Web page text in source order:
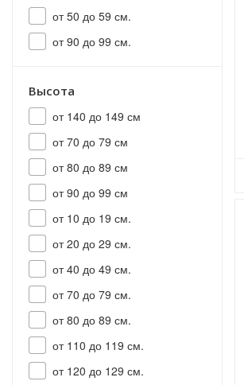
от 50 до 59 см.
от 90 до 99 см.
Высота
от 140 до 149 см
от 70 до 79 см
от 80 до 89 см
от 90 до 99 см
от 10 до 19 см.
от 20 до 29 см.
от 40 до 49 см.
от 70 до 79 см.
от 80 до 89 см.
от 110 до 119 см.
от 120 до 129 см.